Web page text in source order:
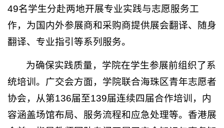
49名学生分赴两地开展专业实践与志愿服务工
作，为国内外参展商和采购商提供展会翻译、随身
翻译、专业指引等系列服务。
为确保实践质量，学院在学生参展前组织了系
统培训。广交会方面，学院联合海珠区青年志愿者
协会，从第136届至139届连续四届合作培训，内
容涵盖场馆布局、服务流程和应急处理等。香港展